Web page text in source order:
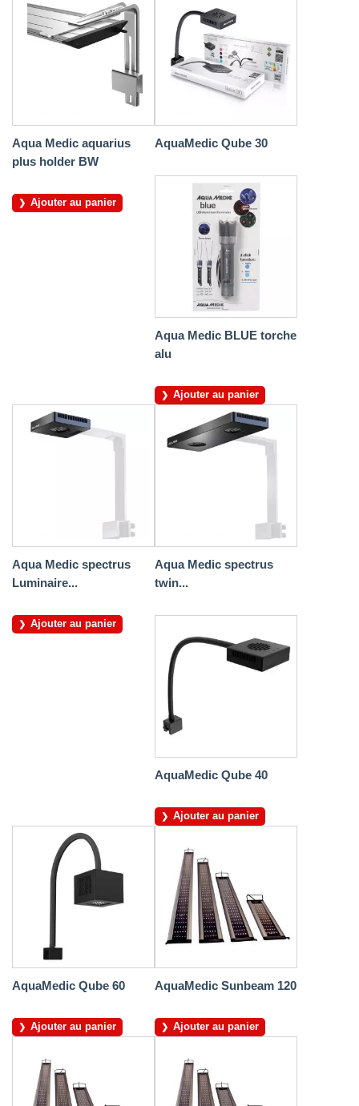
Aqua Medic aquarius
plus holder BW
Ajouter au panier
AquaMedic Qube 30
Aqua Medic BLUE torche
alu
Ajouter au panier
Aqua Medic spectrus
Luminaire...
Ajouter au panier
Aqua Medic spectrus
twin...
AquaMedic Qube 40
Ajouter au panier
AquaMedic Qube 60
Ajouter au panier
AquaMedic Sunbeam 120
Ajouter au panier